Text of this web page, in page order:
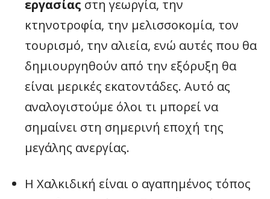
εργασίας στη γεωργία, την
κτηνοτροφία, την μελισσοκομία, τον
τουρισμό, την αλιεία, ενώ αυτές που θα
δημιουργηθούν από την εξόρυξη θα
είναι μερικές εκατοντάδες. Αυτό ας
αναλογιστούμε όλοι τι μπορεί να
σημαίνει στη σημερινή εποχή της
μεγάλης ανεργίας.
Η Χαλκιδική είναι ο αγαπημένος τόπος